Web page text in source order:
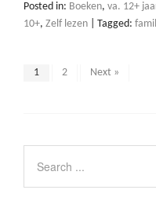
Posted in: Boeken, va. 12+
10+, Zelf lezen Tagged:
1 2 Next »